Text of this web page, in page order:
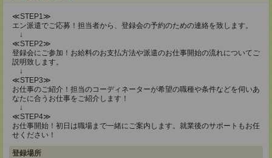
≪STEP1≫
エン派遣でご応募！担当者から、登録会の予約のための連絡を致します。
↓
≪STEP2≫
登録会にご参加！お給料のお支払方法や派遣のお仕事開始の流れについてご
説明致します。
↓
≪STEP3≫
お仕事のご紹介！担当のコーディネーターが希望の職種や条件などを伺いあ
なたに合うお仕事をご紹介します！
↓
≪STEP4≫
お仕事開始！初日は職場まで一緒にご案内します。就業後のサポートもお任
せください！
登録場所